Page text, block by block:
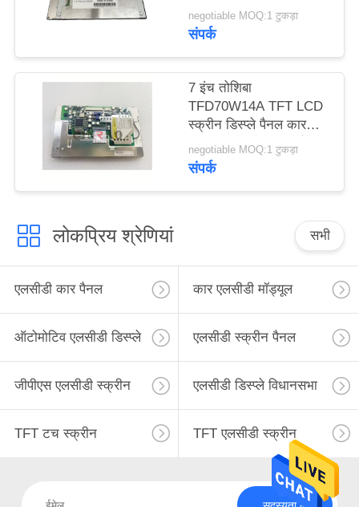
LT070AC46100 WLED
LVDS
negotiable MOQ:1 टुकड़ा
संपर्क
7 इंच तोशिबा
TFD70W14A TFT LCD
स्क्रीन डिस्प्ले पैनल कार
GPS ऑटो स्पेयर पार्ट्स के
लिए
negotiable MOQ:1 टुकड़ा
संपर्क
लोकप्रिय श्रेणियां सभी
एलसीडी कार पैनल कार एलसीडी मॉड्यूल
ऑटोमोटिव एलसीडी डिस्प्ले एलसीडी स्क्रीन पैनल
जीपीएस एलसीडी स्क्रीन एलसीडी डिस्प्ले विधानसभा
TFT टच स्क्रीन TFT एलसीडी स्क्रीन